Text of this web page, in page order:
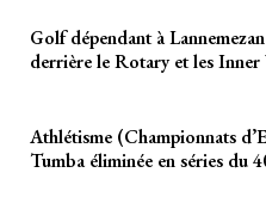
Golf dépendant à
derrière le Rotary et les Inner
Athlétisme (Championnats
Tumba éliminée en séries du